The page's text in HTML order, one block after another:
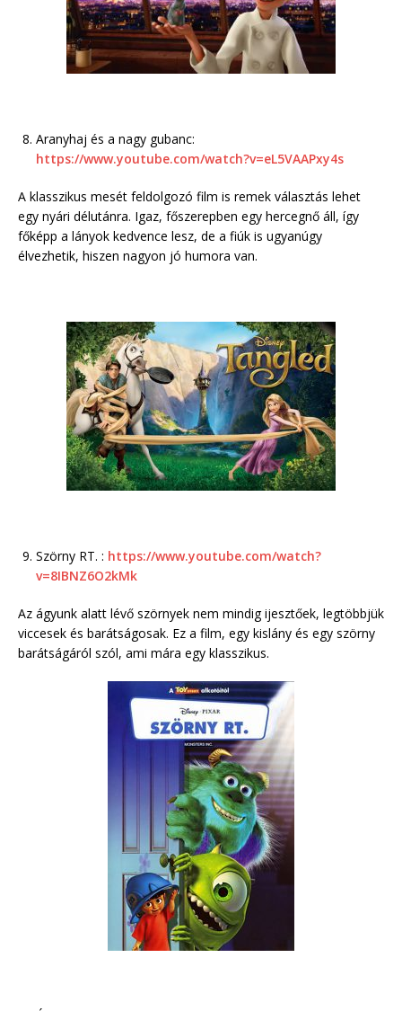
Aranyhaj és a nagy gubanc:
https://www.youtube.com/watch?v=eL5VAAPxy4s
A klasszikus mesét feldolgozó film is remek választás lehet
egy nyári délutánra. Igaz, főszerepben egy hercegnő áll, így
főképp a lányok kedvence lesz, de a fiúk is ugyanúgy
élvezhetik, hiszen nagyon jó humora van.
Szörny RT. : https://www.youtube.com/watch?
v=8IBNZ6O2kMk
Az ágyunk alatt lévő szörnyek nem mindig ijesztőek, legtöbbjük
viccesek és barátságosak. Ez a film, egy kislány és egy szörny
barátságáról szól, ami mára egy klasszikus.